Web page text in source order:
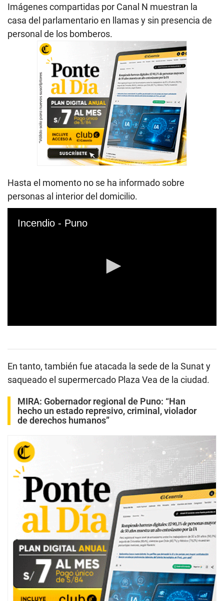
Imágenes compartidas por Canal N muestran la
casa del parlamentario en llamas y sin presencia de
personal de los bomberos.
Hasta el momento no se ha informado sobre
personas al interior del domicilio.
Incendio - Puno
o
n
d
s
i
En tanto, también fue atacada la sede de la Sunat y
saqueado el supermercado Plaza Vea de la ciudad.
MIRA: Gobernador regional de Puno: “Han
hecho un estado represivo, criminal, violador
de derechos humanos”